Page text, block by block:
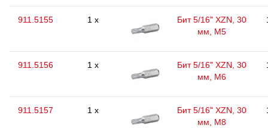
911.5155 1 x
Бит 5/16" XZN, 30
мм, М5
911.5156 1 x
Бит 5/16" XZN, 30
мм, М6
911.5157 1 x
Бит 5/16" XZN, 30
мм, М8